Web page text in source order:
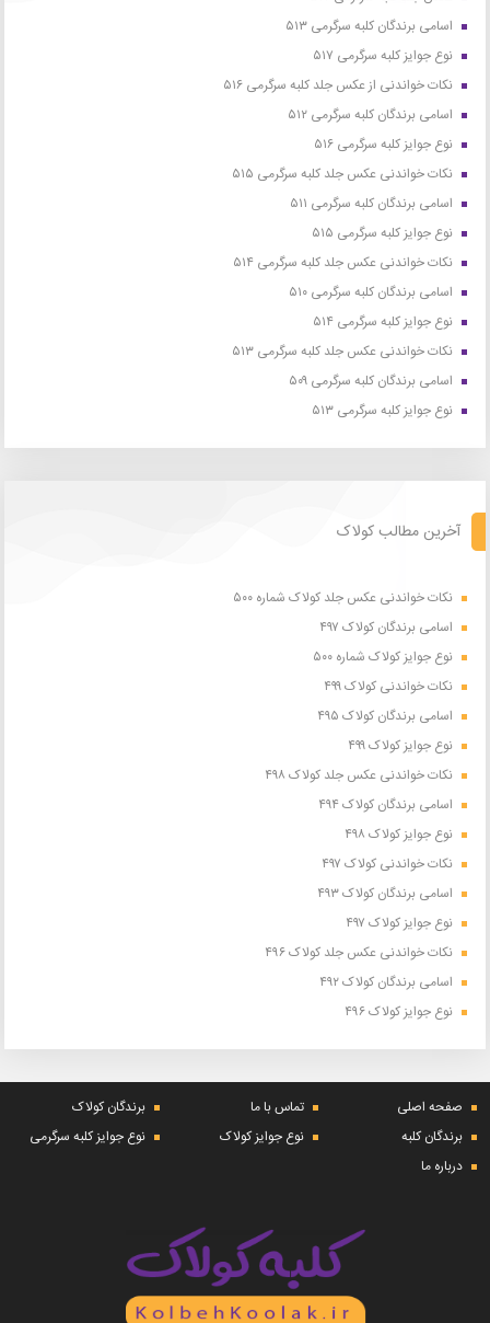
اسامی برندگان کلبه سرگرمی ۵۱۳
نوع جوایز کلبه سرگرمی ۵۱۷
نکات خواندنی از عکس جلد کلبه سرگرمی ۵۱۶
اسامی برندگان کلبه سرگرمی ۵۱۲
نوع جوایز کلبه سرگرمی ۵۱۶
نکات خواندنی عکس جلد کلبه سرگرمی ۵۱۵
اسامی برندگان کلبه سرگرمی ۵۱۱
نوع جوایز کلبه سرگرمی ۵۱۵
نکات خواندنی عکس جلد کلبه سرگرمی ۵۱۴
اسامی برندگان کلبه سرگرمی ۵۱۰
نوع جوایز کلبه سرگرمی ۵۱۴
نکات خواندنی عکس جلد کلبه سرگرمی ۵۱۳
اسامی برندگان کلبه سرگرمی ۵۰۹
نوع جوایز کلبه سرگرمی ۵۱۳
آخرین مطالب کولاک
نکات خواندنی عکس جلد کولاک شماره ۵۰۰
اسامی برندگان کولاک ۴۹۷
نوع جوایز کولاک شماره ۵۰۰
نکات خواندنی کولاک ۴۹۹
اسامی برندگان کولاک ۴۹۵
نوع جوایز کولاک ۴۹۹
نکات خواندنی عکس جلد کولاک ۴۹۸
اسامی برندگان کولاک ۴۹۴
نوع جوایز کولاک ۴۹۸
نکات خواندنی کولاک ۴۹۷
اسامی برندگان کولاک ۴۹۳
نوع جوایز کولاک ۴۹۷
نکات خواندنی عکس جلد کولاک ۴۹۶
اسامی برندگان کولاک ۴۹۲
نوع جوایز کولاک ۴۹۶
صفحه اصلی تماس با ما
برندگان کولاک
برندگان کلبه
نوع جوایز کولاک
نوع جوایز کلبه سرگرمی
درباره ما